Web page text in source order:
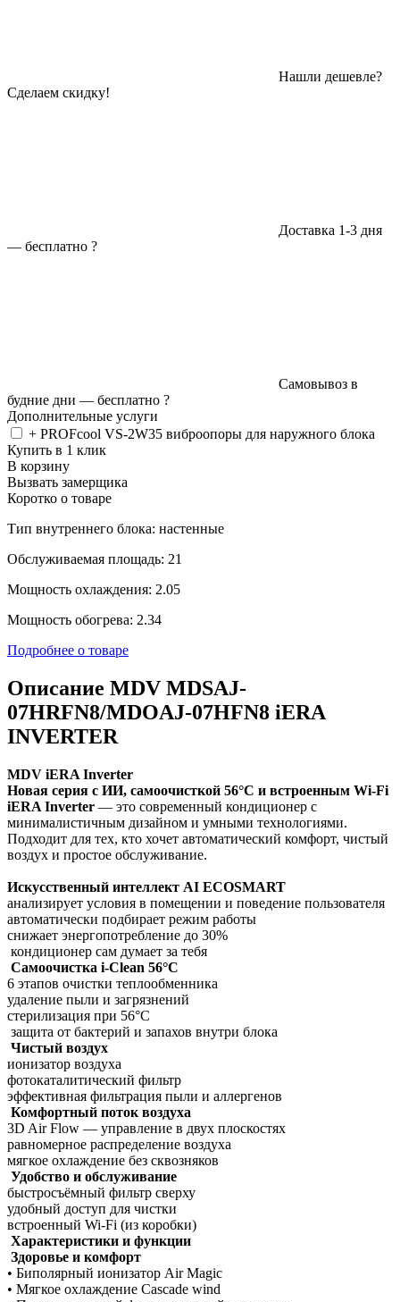
Нашли дешевле?
Сделаем скидку!
Доставка 1-3 дня
— бесплатно ?
Самовывоз в
будние дни — бесплатно ?
Дополнительные услуги
+ PROFcool VS-2W35 виброопоры для наружного блока
Купить в 1 клик
В корзину
Вызвать замерщика
Коротко о товаре
Тип внутреннего блока: настенные
Обслуживаемая площадь: 21
Мощность охлаждения: 2.05
Мощность обогрева: 2.34
Подробнее о товаре
Описание MDV MDSAJ-
07HRFN8/MDOAJ-07HFN8 iERA
INVERTER
MDV iERA Inverter
Новая серия с ИИ, самоочисткой 56°C и встроенным Wi-Fi
iERA Inverter — это современный кондиционер с
минималистичным дизайном и умными технологиями.
Подходит для тех, кто хочет автоматический комфорт, чистый
воздух и простое обслуживание.
Искусственный интеллект AI ECOSMART
анализирует условия в помещении и поведение пользователя
автоматически подбирает режим работы
снижает энергопотребление до 30%
кондиционер сам думает за тебя
Самоочистка i-Clean 56°C
6 этапов очистки теплообменника
удаление пыли и загрязнений
стерилизация при 56°C
защита от бактерий и запахов внутри блока
Чистый воздух
ионизатор воздуха
фотокаталитический фильтр
эффективная фильтрация пыли и аллергенов
Комфортный поток воздуха
3D Air Flow — управление в двух плоскостях
равномерное распределение воздуха
мягкое охлаждение без сквозняков
Удобство и обслуживание
быстросъёмный фильтр сверху
удобный доступ для чистки
встроенный Wi-Fi (из коробки)
Характеристики и функции
Здоровье и комфорт
• Биполярный ионизатор Air Magic
• Мягкое охлаждение Cascade wind